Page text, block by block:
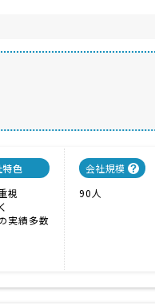
色
視
実績多数
会社規模
90人